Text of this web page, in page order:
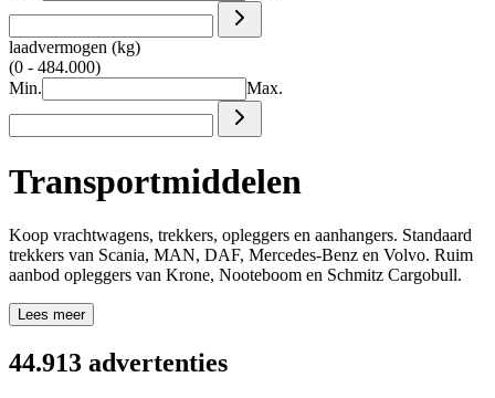
laadvermogen (kg)
(0 - 484.000)
Min.
Max.
Transportmiddelen
Koop vrachtwagens, trekkers, opleggers en aanhangers. Standaard
trekkers van Scania, MAN, DAF, Mercedes-Benz en Volvo. Ruim
aanbod opleggers van Krone, Nooteboom en Schmitz Cargobull.
Lees meer
44.913 advertenties